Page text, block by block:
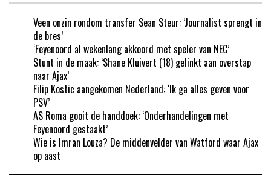
Veen onzin rondom transfer Sean Steur: ‘Journalist sprengt in
de bres’
‘Feyenoord al wekenlang akkoord met speler van NEC’
Stunt in de maak: ‘Shane Kluivert (18) gelinkt aan overstap
naar Ajax’
Filip Kostic aangekomen Nederland: ‘Ik ga alles geven voor
PSV’
AS Roma gooit de handdoek: ‘Onderhandelingen met
Feyenoord gestaakt’
Wie is Imran Louza? De middenvelder van Watford waar Ajax
op aast